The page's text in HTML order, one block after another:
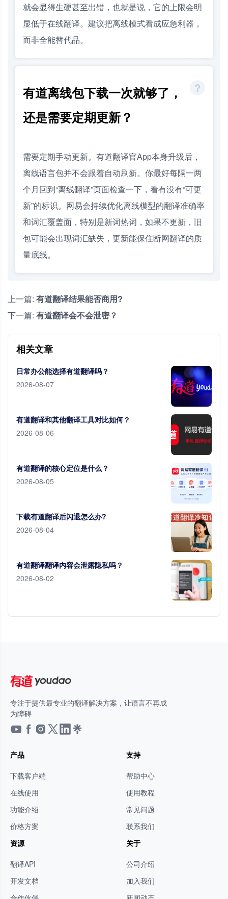
就会显得生硬甚至出错，也就是说，它的上限会明
显低于在线翻译。建议把离线模式看成应急利器，
而非全能替代品。
有道离线包下载一次就够了，
还是需要定期更新？
需要定期手动更新。有道翻译官App本身升级后，
离线语言包并不会跟着自动刷新。你最好每隔一两
个月回到“离线翻译”页面检查一下，看有没有“可更
新”的标识。网易会持续优化离线模型的翻译准确率
和词汇覆盖面，特别是新词热词，如果不更新，旧
包可能会出现词汇缺失，更新能保住断网翻译的质
量底线。
上一篇: 有道翻译结果能否商用?
下一篇: 有道翻译会不会泄密？
相关文章
日常办公能选择有道翻译吗？
2026-08-07
有道翻译和其他翻译工具对比如何？
2026-08-06
有道翻译的核心定位是什么？
2026-08-05
下载有道翻译后闪退怎么办?
2026-08-04
有道翻译翻译内容会泄露隐私吗？
2026-08-02
专注于提供最专业的翻译解决方案，让语言不再成
为障碍
产品
下载客户端
在线使用
功能介绍
价格方案
支持
帮助中心
使用教程
常见问题
联系我们
资源
翻译API
开发文档
关于
公司介绍
加入我们